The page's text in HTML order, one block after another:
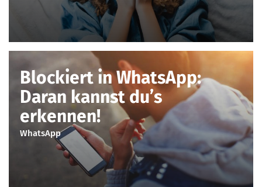
Blockiert in WhatsApp:
Daran kannst du’s
erkennen!
WhatsApp